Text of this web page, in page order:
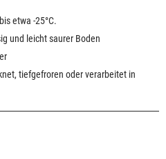
etwa -25°C.
und leicht saurer Boden
tiefgefroren oder verarbeitet in